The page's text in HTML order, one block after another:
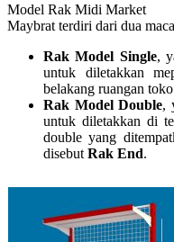
Model Rak Midi Market
Maybrat terdiri dari dua
Rak Model Single,
untuk diletakkan
belakang ruangan
Rak Model Double,
untuk diletakkan di
double yang
disebut Rak End.